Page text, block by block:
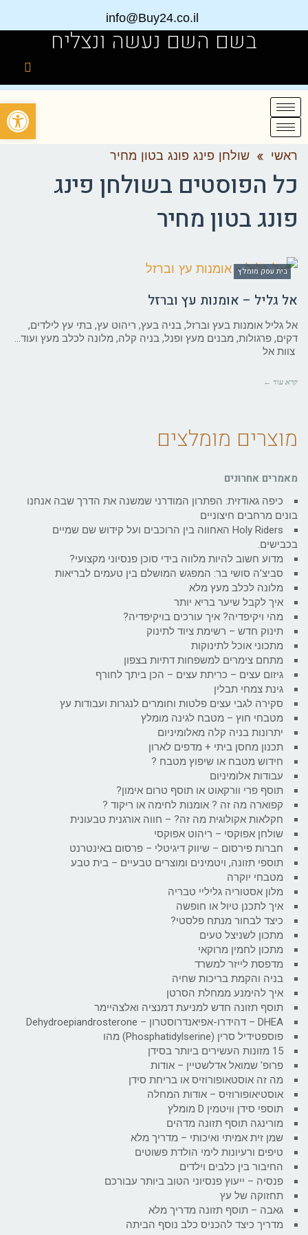
info@Buy24.co.il
בשם השם נעשה ונצליח
ראשי » שולחן פינג פונג בטון מחיר
כל הפוסטים בשולחן פינג
פונג בטון מחיר
בית עסק מומלץ
אל גליל – אומנות עץ וברזל
אל גליל אומנות בעץ וברזל, בניה בעץ, ריהוט עץ, בתי עץ לילדים,
דקים, פרגולות, מבנים מעץ ופנל, בניה קלה, מלונה לכלב מעץ ועוד…
צוות אל
קרא עוד ←
מוצרים מומלצים
מאמרים אחרונים
כיפה גאודזית: הפתרון המודרני שמשנה את הדרך שבה אנחנו
בונים מרחבים חיצוניים
Holy Riders האחווה בין הרוכבים ועל קידוש שם שמיים
בכבישים.
מדוע חשוב להיות מלווה בידי סוכן פנסיוני מקצועי?
סביצ'ה סושי בר: המפגש המושלם בין טעמים לבריאות
מלונה לכלב מעץ מלא
איך לקבל שיער בריא יותר
מהי ויקיפדיה? איך עורכים בויקיפדיה?
תינוק חדש – רשימת ציוד לתינוק
מתכוני אוכל לתינוקות
מתחם צימרים למשפחות דתיות בצפון
גיזום עצים – כריתת עצים – הכן ביתך לחורף
גינת צמחי תבלין
סקירה לגבי עצים פלטות וחומרים לנגרות ועבודות עץ
מטבחי חוץ – מטבח לגינה מומלץ
יתרונות בניה קלה מאלומיניום
תכנון מחסן ביתי + מדפים לארון
חידוש מטבח או שיפוץ מטבח ?
עבודות אלומיניום
תוסף פרי וורקאוט או תוסף טרום אימון?
קפוארה מה זה ? אומנות לחימה או ריקוד ?
חקלאות אקולוגית מה זה? – חווה אורגנית טבעונית
שולחן אפוקסי – ריהוט אפוקסי
חברות פירסום – שיווק דיגיטלי – פרסום באינטרנט
תוספי תזונה, ויטמינים ומוצרים טבעיים – בית טבע
מטבחי יוקרה
מלון אסטוריה גליליי טבריה
איך לתכנן טיול או חופשה
כיצד לבחור מנתח פלסטי?
מתכון לשניצל טעים
מתכון לחמין מרוקאי
מדפסת לייזר למשרד
בניה והקמת בריכות שחיה
איך להימנע ממחלת הסרטן
תוסף תזונה חדש למניעת דמנציה ואלצהיימר
DHEA – דהידרו-אפיאנדרוסטרון – Dehydroepiandrosterone
פוספטידיל סרין (Phosphatidylserine) מהו
15 מזונות העשירים ביותר בסידן
פרופ' שמואל אדלשטיין – אודות
מה זה אוסטאופורוזיס או בריחת סידן
אוסטיאופורוזיס – אודות המחלה
תוספי סידן וויטמין D מומלץ
מורינגה תוסף תזונה מדהים
שמן זית אמיתי ואיכותי – מדריך מלא
טיפים ורעיונות לימי הולדת פשוטים
החיבור בין כלבים וילדים
פנסיה – ייעוץ פנסיוני הטוב ביותר עבורכם
תחזוקה של עץ
גאבה – תוסף תזונה מדריך מלא
מדריך כיצד להכניס כלב נוסף הביתה